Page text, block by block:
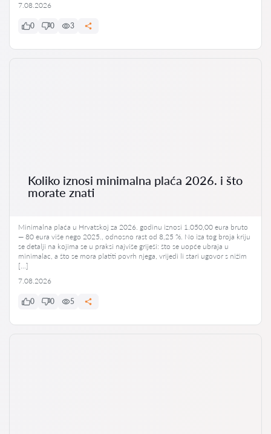
7.08.2026
0 0 3
Koliko iznosi minimalna plaća 2026. i što
morate znati
Minimalna plaća u Hrvatskoj za 2026. godinu iznosi 1.050,00 eura bruto
— 80 eura više nego 2025., odnosno rast od 8,25 %. No iza tog broja kriju
se detalji na kojima se u praksi najviše griješi: što se uopće ubraja u
minimalac, a što se mora platiti povrh njega, vrijedi li stari ugovor s nižim
[…]
7.08.2026
0 0 5